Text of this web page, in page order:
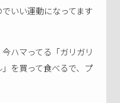
いい運動になってます
ハマってる「ガリガリ
を買って食べるで、プ